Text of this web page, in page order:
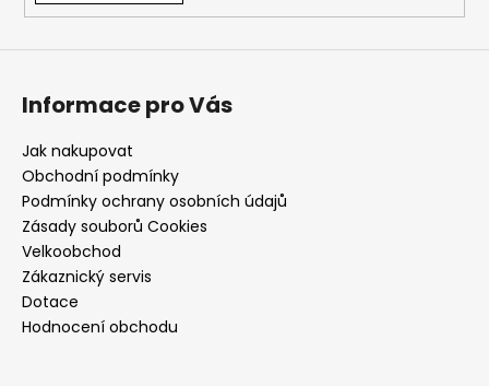
s
u
Informace pro Vás
Jak nakupovat
Obchodní podmínky
Podmínky ochrany osobních údajů
Zásady souborů Cookies
Velkoobchod
Zákaznický servis
Dotace
Hodnocení obchodu